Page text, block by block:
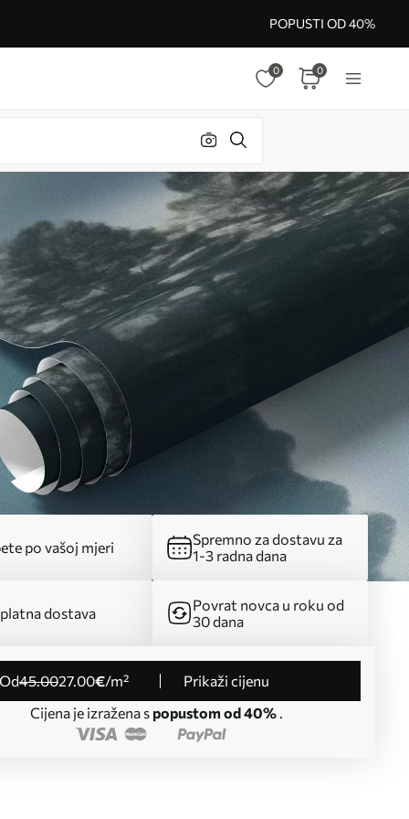
POPUSTI OD 40%
0 0
po vašoj mjeri
Spremno za dostavu za
1-3 radna dana
dostava
Povrat novca u roku od
30 dana
od45.0027.00€/m²
Prikaži cijenu
Cijena je izražena s popustom od 40%.